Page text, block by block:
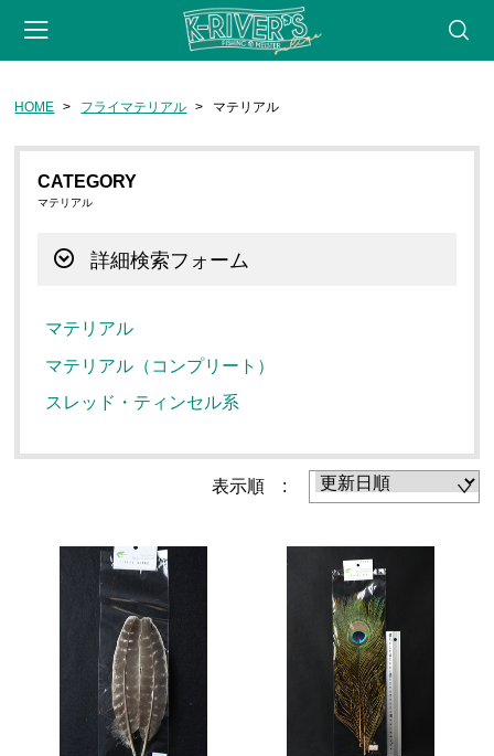
CATEGORY
ロッド
フライライン
リーダー・ティペット
タイイングツール
フライマテリアル
マテリアル
マテリアル（コンプリート）
マテリアル（スレッド・ティンセル系）
ルアーフィッシング
HOME フライマテリアル マテリアル
CATEGORY
マテリアル
詳細検索フォーム
マテリアル
マテリアル（コンプリート）
スレッド・ティンセル系
表示順 :